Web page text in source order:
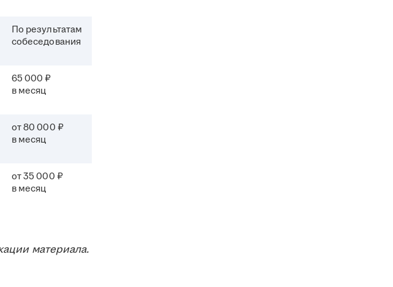
По результатам
собеседования
65 000 ₽
в месяц
от 80 000 ₽
в месяц
от 35 000 ₽
в месяц
материала.